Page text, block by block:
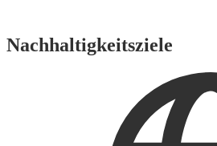
Nachhaltigkeitsziele